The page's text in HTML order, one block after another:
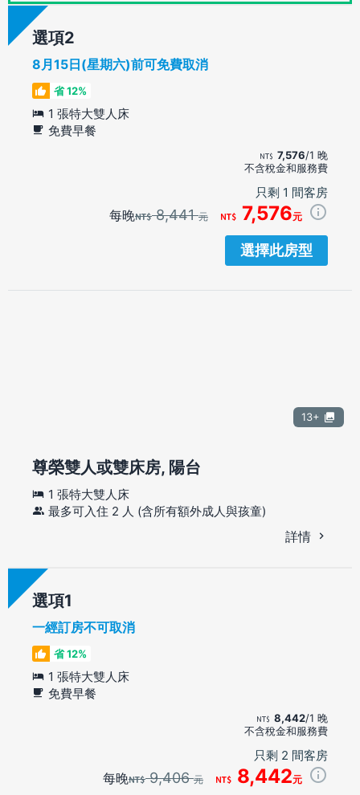
選項
8月15日(星期六)前可免費取消
省 12%
1 張特大雙人床
免費早餐
7,576/1 晚
不含稅金和服務費
只剩 1 間客房
每晚 8,441元 7,576元
選擇此房型
13+
尊榮雙人或雙床房, 陽台
1 張特大雙人床
最多可入住 2 人 (含所有額外成人與孩童)
詳情
選項
一經訂房不可取消
省 12%
1 張特大雙人床
免費早餐
8,442/1 晚
不含稅金和服務費
只剩 2 間客房
每晚 9,406元 8,442元